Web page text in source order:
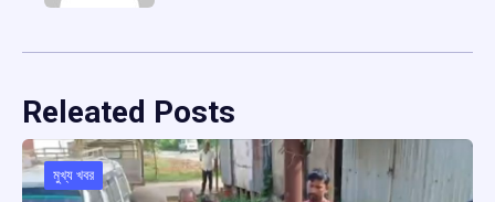
Releated Posts
মুখ্য খবর